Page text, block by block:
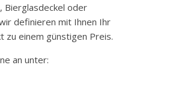
Bierglasdeckel oder
definieren mit Ihnen Ihr
zu einem günstigen Preis.
an unter: